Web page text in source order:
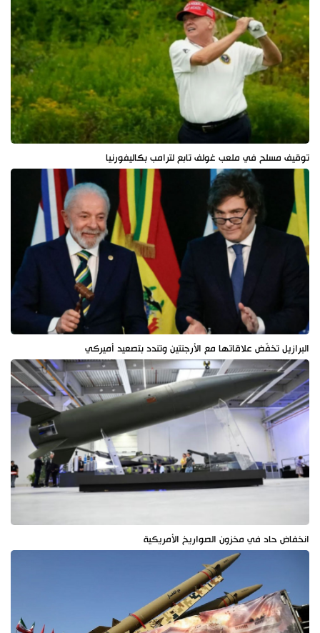
توقيف مسلح في ملعب غولف تابع لترامب بكاليفورنيا
البرازيل تخفّض علاقاتها مع الأرجنتين وتندد بتصعيد أميركي
انخفاض حاد في مخزون الصواريخ الأمريكية